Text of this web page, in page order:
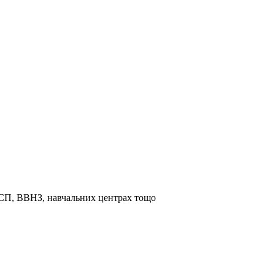
СП, ВВНЗ, навчальних центрах тощо